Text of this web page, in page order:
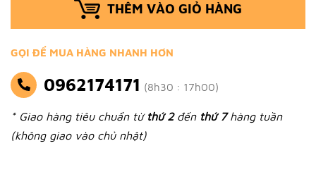
THÊM VÀO GIỎ HÀNG
GỌI ĐỂ MUA HÀNG NHANH HƠN
0962174171 (8h30 : 17h00)
* Giao hàng tiêu chuẩn từ thứ 2đến thứ 7hàng tuần
(không giao vào chủ nhật)